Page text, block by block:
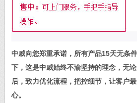
中威向您郑重承诺，所有产品15天无条
下，这是中威始终不渝坚持的理念，无
后，致力优化流程，把控细节，让客户
心。